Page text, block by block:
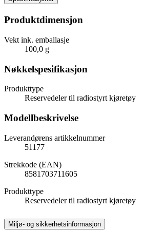
Produktdimensjon
Vekt ink. emballasje
100,0 g
Nøkkelspesifikasjon
Produkttype
Reservedeler til radiostyrt kjøretøy
Modellbeskrivelse
Leverandørens artikkelnummer
51177
Strekkode (EAN)
8581703711605
Produkttype
Reservedeler til radiostyrt kjøretøy
Miljø- og sikkerhetsinformasjon